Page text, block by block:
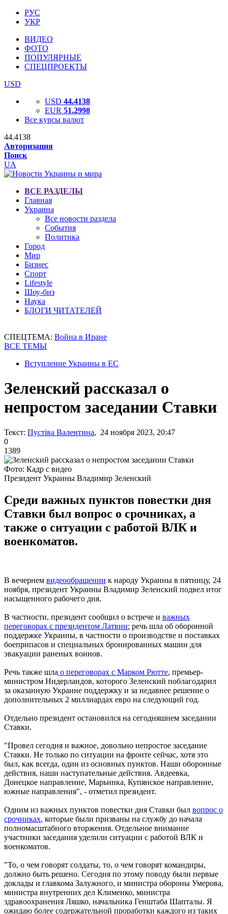
РУС
УКР
ВИДЕО
ФОТО
ПОПУЛЯРНЫЕ
СПЕЦПРОЕКТЫ
USD
USD 44.4138
EUR 51.2998
Все курсы валют
44.4138
Авторизация
Поиск
UA
ВСЕ РАЗДЕЛЫ
Главная
Украина
Все новости раздела
События
Политика
Город
Мир
Бизнес
Спорт
Lifestyle
Шоу-биз
Наука
БЛОГИ ЧИТАТЕЛЕЙ
СПЕЦТЕМА: Война в Иране
ВСЕ ТЕМЫ
Вступление Украины в ЕС
Зеленский рассказал о
непростом заседании Ставки
Текст: Пустіва Валентина, 24 ноября 2023, 20:47
0
1389
Фото: Кадр с видео
Президент Украины Владимир Зеленский
Среди важных пунктов повестки дня
Ставки был вопрос о срочниках, а
также о ситуации с работой ВЛК и
военкоматов.
В вечернем видеообращении к народу Украины в пятницу, 24
ноября, президент Украины Владимир Зеленский подвел итог
насыщенного рабочего дня.
В частности, президент сообщил о встрече и важных
переговорах с президентом Латвии: речь шла об оборонной
поддержке Украины, в частности о производстве и поставках
боеприпасов и специальных бронированных машин для
эвакуации раненых воинов.
Речь также шла о переговорах с Марком Рютте, премьер-
министром Нидерландов, которого Зеленский поблагодарил
за оказанную Украине поддержку и за недавнее решение о
дополнительных 2 миллиардах евро на следующий год.
Отдельно президент остановился на сегодняшнем заседании
Ставки.
"Провел сегодня и важное, довольно непростое заседание
Ставки. Не только по ситуации на фронте сейчас, хотя это
был, как всегда, один из основных пунктов. Наши оборонные
действия, наши наступательные действия. Авдеевка,
Донецкое направление, Марьинка, Купянское направление,
южные направления", - отметил президент.
Одним из важных пунктов повестки дня Ставки был вопрос о
срочниках, которые были призваны на службу до начала
полномасштабного вторжения. Отдельное внимание
участники заседания уделили ситуации с работой ВЛК и
военкоматов.
"То, о чем говорят солдаты, то, о чем говорят командиры,
должно быть решено. Сегодня по этому поводу были первые
доклады и главкома Залужного, и министра обороны Умерова,
министра внутренних дел Клименко, министра
здравоохранения Ляшко, начальника Генштаба Шапталы. Я
ожидаю более содержательной проработки каждого из таких